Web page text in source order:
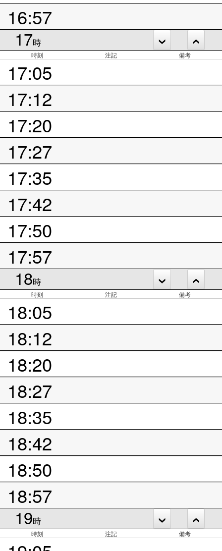
16:57
17時
時刻 注記 備考
17:05
17:12
17:20
17:27
17:35
17:42
17:50
17:57
18時
時刻 注記 備考
18:05
18:12
18:20
18:27
18:35
18:42
18:50
18:57
19時
時刻 注記 備考